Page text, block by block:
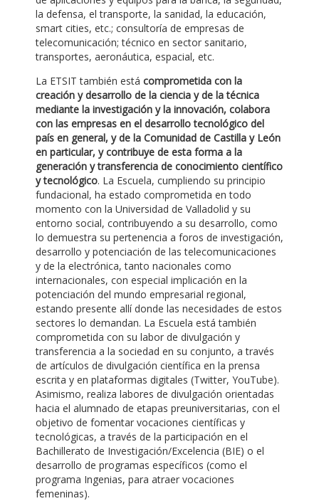
la defensa, el transporte, la sanidad, la educación,
smart cities, etc.; consultoría de empresas de
telecomunicación; técnico en sector sanitario,
transportes, aeronáutica, espacial, etc.
La ETSIT también está comprometida con la
creación y desarrollo de la ciencia y de la técnica
mediante la investigación y la innovación, colabora
con las empresas en el desarrollo tecnológico del
país en general, y de la Comunidad de Castilla y León
en particular, y contribuye de esta forma a la
generación y transferencia de conocimiento científico
y tecnológico. La Escuela, cumpliendo su principio
fundacional, ha estado comprometida en todo
momento con la Universidad de Valladolid y su
entorno social, contribuyendo a su desarrollo, como
lo demuestra su pertenencia a foros de investigación,
desarrollo y potenciación de las telecomunicaciones
y de la electrónica, tanto nacionales como
internacionales, con especial implicación en la
potenciación del mundo empresarial regional,
estando presente allí donde las necesidades de estos
sectores lo demandan. La Escuela está también
comprometida con su labor de divulgación y
transferencia a la sociedad en su conjunto, a través
de artículos de divulgación científica en la prensa
escrita y en plataformas digitales (Twitter, YouTube).
Asimismo, realiza labores de divulgación orientadas
hacia el alumnado de etapas preuniversitarias, con el
objetivo de fomentar vocaciones científicas y
tecnológicas, a través de la participación en el
Bachillerato de Investigación/Excelencia (BIE) o el
desarrollo de programas específicos (como el
programa Ingenias, para atraer vocaciones
femeninas).